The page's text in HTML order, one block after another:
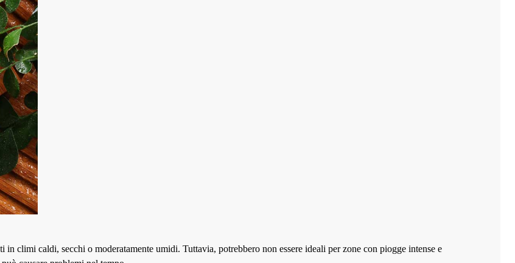
climi caldi, secchi o moderatamente umidi. Tuttavia, potrebbero non essere ideali per zone con piogge intense e